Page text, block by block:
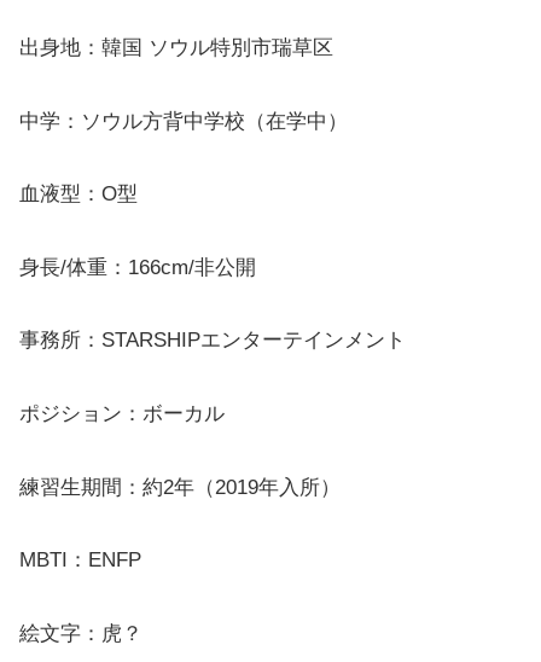
出身地：韓国 ソウル特別市瑞草区
中学：ソウル方背中学校（在学中）
血液型：O型
身長/体重：166cm/非公開
事務所：STARSHIPエンターテインメント
ポジション：ボーカル
練習生期間：約2年（2019年入所）
MBTI：ENFP
絵文字：虎？